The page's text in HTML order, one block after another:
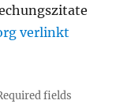
verlinkt
fields